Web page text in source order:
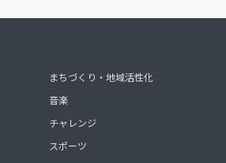
まちづくり・地域活性化
音楽
チャレンジ
スポーツ